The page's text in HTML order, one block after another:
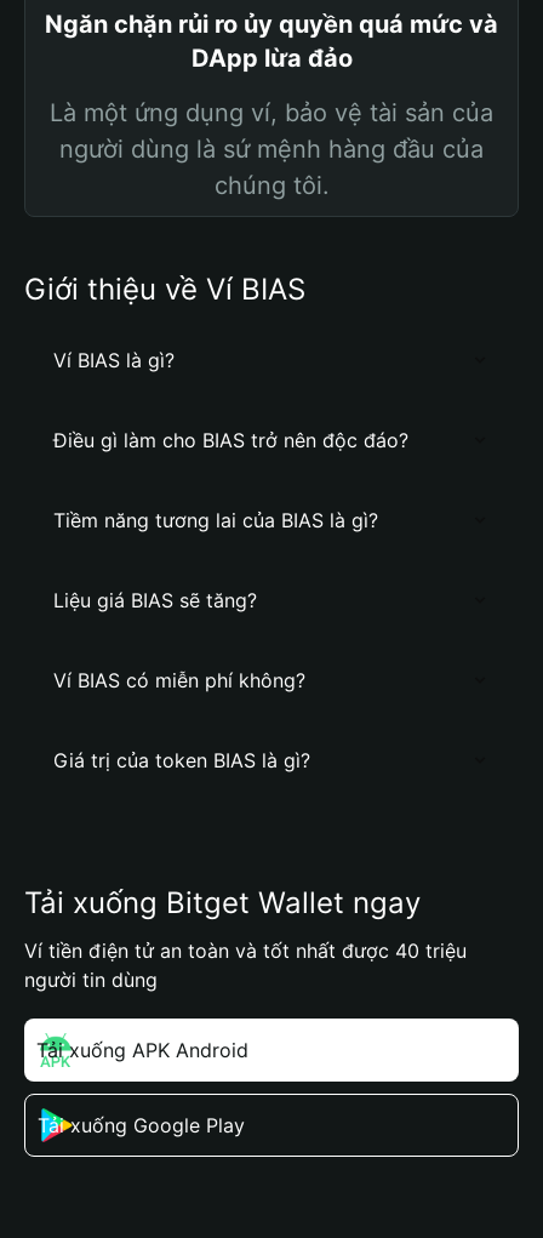
Ngăn chặn rủi ro ủy quyền quá mức và
DApp lừa đảo
Là một ứng dụng ví, bảo vệ tài sản của
người dùng là sứ mệnh hàng đầu của
chúng tôi.
Giới thiệu về Ví BIAS
Ví BIAS là gì?
Điều gì làm cho BIAS trở nên độc đáo?
Tiềm năng tương lai của BIAS là gì?
Liệu giá BIAS sẽ tăng?
Ví BIAS có miễn phí không?
Giá trị của token BIAS là gì?
Tải xuống Bitget Wallet ngay
Ví tiền điện tử an toàn và tốt nhất được 40 triệu
người tin dùng
Tải xuống APK Android
Tải xuống Google Play